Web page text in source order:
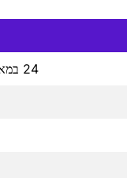
24 במאי 2026 - 29 במאי 2026